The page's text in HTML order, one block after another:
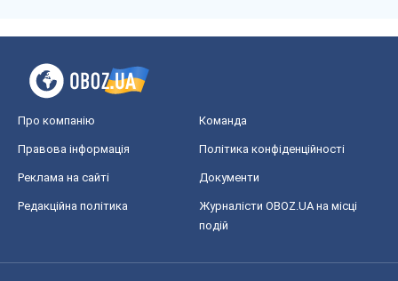
Про компанію Команда
Правова інформація Політика конфіденційності
Реклама на сайті Документи
Редакційна політика
Журналісти OBOZ.UA на місці
подій